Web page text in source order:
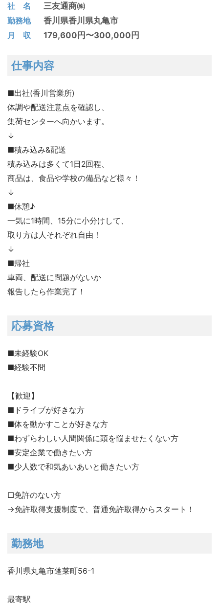
社 名 三友通商㈱
勤務地 香川県香川県丸亀市
月 収 179,600円〜300,000円
仕事内容
■出社(香川営業所)
体調や配送注意点を確認し、
集荷センターへ向かいます。
↓
■積み込み&配送
積み込みは多くて1日2回程、
商品は、食品や学校の備品など様々！
↓
■休憩♪
一気に1時間、15分に小分けして、
取り方は人それぞれ自由！
↓
■帰社
車両、配送に問題がないか
報告したら作業完了！
応募資格
■未経験OK
■経験不問
【歓迎】
■ドライブが好きな方
■体を動かすことが好きな方
■わずらわしい人間関係に頭を悩ませたくない方
■安定企業で働きたい方
■少人数で和気あいあいと働きたい方
□免許のない方
→免許取得支援制度で、普通免許取得からスタート！
勤務地
香川県丸亀市蓬莱町56-1
最寄駅